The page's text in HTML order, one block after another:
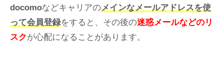
docomoなどキャリアのメインなメールアドレスを使
って会員登録をすると、その後の迷惑メールなどのリ
スクが心配になることがあります。